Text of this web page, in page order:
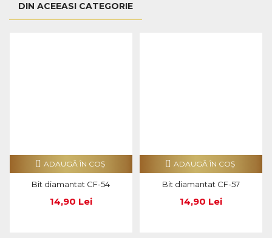
DIN ACEEASI CATEGORIE
Bit diamantat CF-54
14,90 Lei
ADAUGĂ ÎN COŞ
Bit diamantat CF-57
14,90 Lei
ADAUGĂ ÎN COŞ